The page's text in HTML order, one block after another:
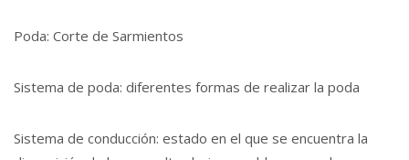
Poda: Corte de Sarmientos
Sistema de poda: diferentes formas de realizar la poda
Sistema de conducción: estado en el que se encuentra la